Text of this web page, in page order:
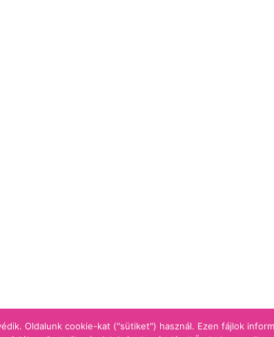
Oldalunk cookie-kat ("sütiket") használ. Ezen fájlok